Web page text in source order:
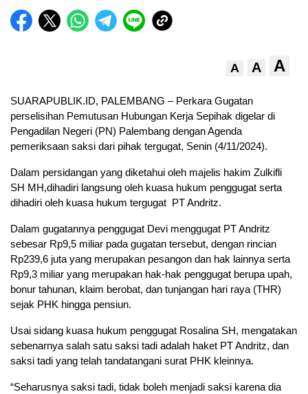
A A A
SUARAPUBLIK.ID, PALEMBANG – Perkara Gugatan
perselisihan Pemutusan Hubungan Kerja Sepihak digelar di
Pengadilan Negeri (PN) Palembang dengan Agenda
pemeriksaan saksi dari pihak tergugat, Senin (4/11/2024).
Dalam persidangan yang diketahui oleh majelis hakim Zulkifli
SH MH,dihadiri langsung oleh kuasa hukum penggugat serta
dihadiri oleh kuasa hukum tergugat PT Andritz.
Dalam gugatannya penggugat Devi menggugat PT Andritz
sebesar Rp9,5 miliar pada gugatan tersebut, dengan rincian
Rp239,6 juta yang merupakan pesangon dan hak lainnya serta
Rp9,3 miliar yang merupakan hak-hak penggugat berupa upah,
bonur tahunan, klaim berobat, dan tunjangan hari raya (THR)
sejak PHK hingga pensiun.
Usai sidang kuasa hukum penggugat Rosalina SH, mengatakan
sebenarnya salah satu saksi tadi adalah haket PT Andritz, dan
saksi tadi yang telah tandatangani surat PHK kleinnya.
“Seharusnya saksi tadi, tidak boleh menjadi saksi karena dia